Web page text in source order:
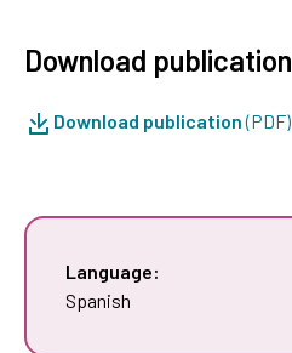
Download publication
Download publication(PDF)
Language:
Spanish